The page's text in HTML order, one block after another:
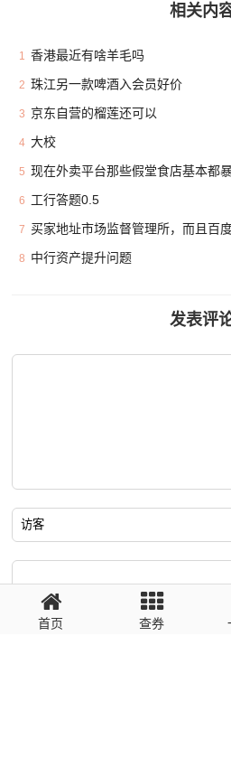
相关内
1 香港最近有啥羊毛吗
2 珠江另一款啤酒入会员好价
3 京东自营的榴莲还可以
4 大校
5 现在外卖平台那些假堂食店基本都
6 工行答题0.5
7 买家地址市场监督管理所，而且百
8 中行资产提升问题
发表评
回复需填写必要信息
首页 查券